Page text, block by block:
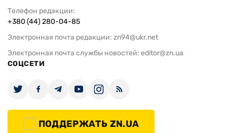
Телефон редакции:
+380 (44) 280-04-85
Электронная почта редакции: zn94@ukr.net
Электронная почта службы новостей: editor@zn.ua
СОЦСЕТИ
ПОДДЕРЖАТЬ ZN.UA